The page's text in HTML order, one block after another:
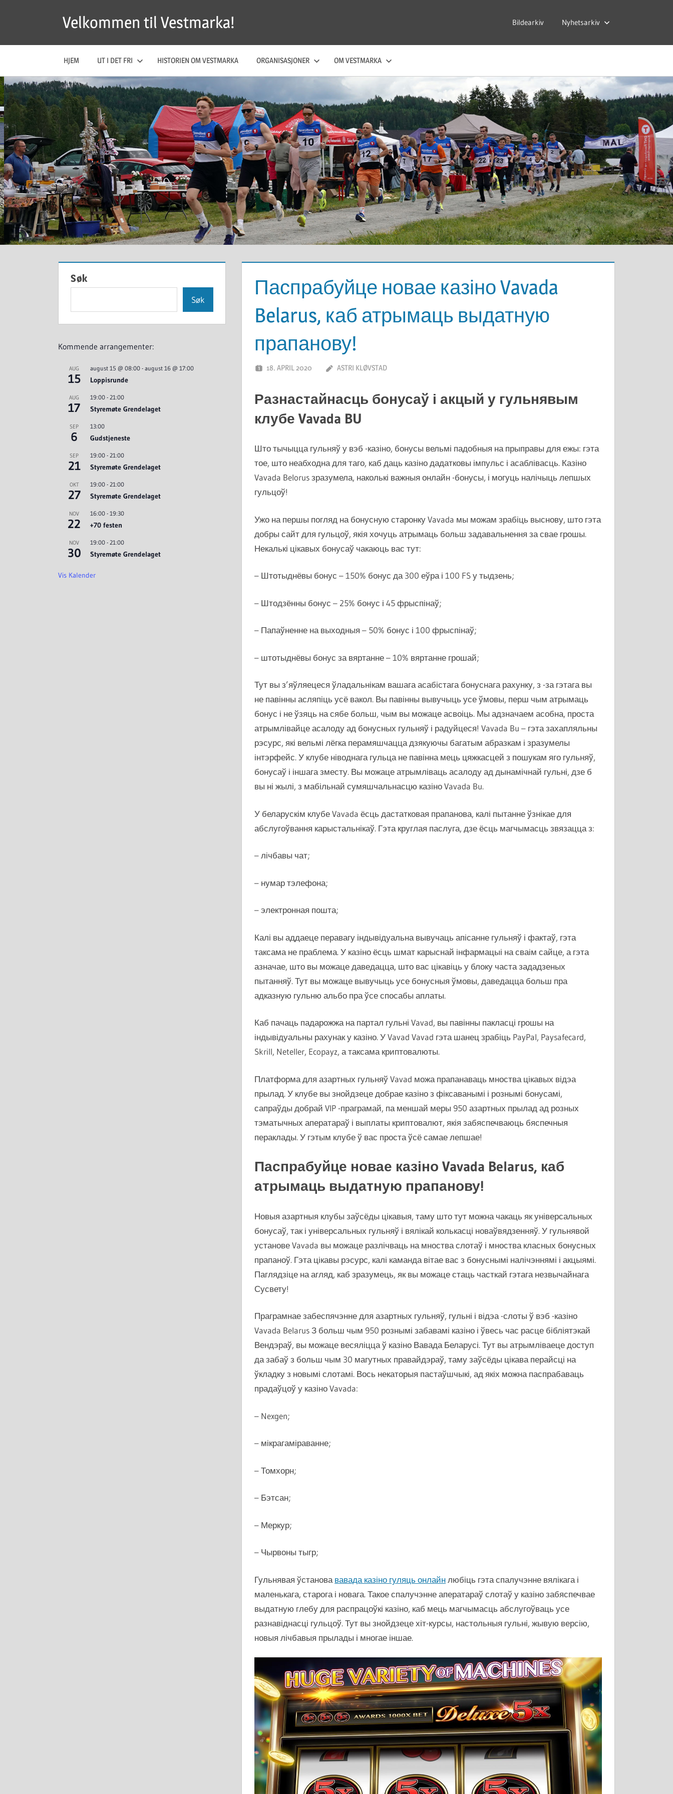
Velkommen til Vestmarka! Bildearkiv Nyhetsarkiv
HJEM UT I DET FRI HISTORIEN OM VESTMARKA ORGANISASJONER OM VESTMARKA
Паспрабуйце новае казіно Vavada
Belarus, каб атрымаць выдатную
прапанову!
18. APRIL 2020 ASTRI KLØVSTAD
Разнастайнасць бонусаў і акцый у гульнявым
клубе Vavada BU
Што тычыцца гульняў у вэб -казіно, бонусы вельмі падобныя на прыправы для ежы: гэта
тое, што неабходна для таго, каб даць казіно дадатковы імпульс і асаблівасць. Казіно
Vavada Belorus зразумела, наколькі важныя онлайн -бонусы, і могуць налічыць лепшых
гульцоў!
Ужо на першы погляд на бонусную старонку Vavada мы можам зрабіць выснову, што гэта
добры сайт для гульцоў, якія хочуць атрымаць больш задавальнення за свае грошы.
Некалькі цікавых бонусаў чакаюць вас тут:
– Штотыднёвы бонус – 150% бонус да 300 еўра і 100 FS у тыдзень;
– Штодзённы бонус – 25% бонус і 45 фрыспінаў;
– Папаўненне на выходныя – 50% бонус і 100 фрыспінаў;
– штотыднёвы бонус за вяртанне – 10% вяртанне грошай;
Тут вы з’яўляецеся ўладальнікам вашага асабістага бонуснага рахунку, з -за гэтага вы
не павінны асляпіць усё вакол. Вы павінны вывучыць усе ўмовы, перш чым атрымаць
бонус і не ўзяць на сябе больш, чым вы можаце асвоіць. Мы адзначаем асобна, проста
атрымлівайце асалоду ад бонусных гульняў і радуйцеся! Vavada Bu – гэта захапляльны
рэсурс, які вельмі лёгка перамяшчацца дзякуючы багатым абразкам і зразумелы
інтэрфейс. У клубе ніводнага гульца не павінна мець цяжкасцей з пошукам яго гульняў,
бонусаў і іншага зместу. Вы можаце атрымліваць асалоду ад дынамічнай гульні, дзе б
вы ні жылі, з мабільнай сумяшчальнасцю казіно Vavada Bu.
У беларускім клубе Vavada ёсць дастатковая прапанова, калі пытанне ўзнікае для
абслугоўвання карыстальнікаў. Гэта круглая паслуга, дзе ёсць магчымасць звязацца з:
– лічбавы чат;
– нумар тэлефона;
– электронная пошта;
Калі вы аддаеце перавагу індывідуальна вывучаць апісанне гульняў і фактаў, гэта
таксама не праблема. У казіно ёсць шмат карыснай інфармацыі на сваім сайце, а гэта
азначае, што вы можаце даведацца, што вас цікавіць у блоку часта зададзеных
пытанняў. Тут вы можаце вывучыць усе бонусныя ўмовы, даведацца больш пра
адказную гульню альбо пра ўсе спосабы аплаты.
Каб пачаць падарожжа на партал гульні Vavad, вы павінны пакласці грошы на
індывідуальны рахунак у казіно. У Vavad Vavad гэта шанец зрабіць PayPal, Paysafecard,
Skrill, Neteller, Ecopayz, а таксама криптовалюты.
Платформа для азартных гульняў Vavad можа прапанаваць мноства цікавых відэа
прылад. У клубе вы знойдзеце добрае казіно з фіксаванымі і рознымі бонусамі,
сапраўды добрай VIP -праграмай, па меншай меры 950 азартных прылад ад розных
тэматычных аператараў і выплаты криптовалют, якія забяспечваюць бяспечныя
пераклады. У гэтым клубе ў вас проста ўсё самае лепшае!
Паспрабуйце новае казіно Vavada Belarus, каб
атрымаць выдатную прапанову!
Новыя азартныя клубы заўсёды цікавыя, таму што тут можна чакаць як універсальных
бонусаў, так і універсальных гульняў і вялікай колькасці новаўвядзенняў. У гульнявой
установе Vavada вы можаце разлічваць на мноства слотаў і мноства класных бонусных
прапаноў. Гэта цікавы рэсурс, калі каманда вітае вас з бонуснымі налічэннямі і акцыямі.
Паглядзіце на агляд, каб зразумець, як вы можаце стаць часткай гэтага незвычайнага
Сусвету!
Праграмнае забеспячэнне для азартных гульняў, гульні і відэа -слоты ў вэб -казіно
Vavada Belarus З больш чым 950 рознымі забавамі казіно і ўвесь час расце бібліятэкай
Вендэраў, вы можаце весяліцца ў казіно Вавада Беларусі. Тут вы атрымліваеце доступ
да забаў з больш чым 30 магутных правайдэраў, таму заўсёды цікава перайсці на
ўкладку з новымі слотамі. Вось некаторыя пастаўшчыкі, ад якіх можна паспрабаваць
прадаўцоў у казіно Vavada:
– Nexgen;
– мікрагаміраванне;
– Томхорн;
– Бэтсан;
– Меркур;
– Чырвоны тыгр;
Гульнявая ўстанова вавада казіно гуляць онлайнлюбіць гэта спалучэнне вялікага і
маленькага, старога і новага. Такое спалучэнне аператараў слотаў у казіно забяспечвае
выдатную глебу для распрацоўкі казіно, каб мець магчымасць абслугоўваць усе
разнавіднасці гульцоў. Тут вы знойдзеце хіт-курсы, настольныя гульні, жывую версію,
новыя лічбавыя прылады і многае іншае.
Søk
Søk
Kommende arrangementer:
AUG
15
august 15 @ 08:00 - august 16 @ 17:00
Loppisrunde
AUG
17
19:00 - 21:00
Styremøte Grendelaget
SEP
6
13:00
Gudstjeneste
SEP
21
19:00 - 21:00
Styremøte Grendelaget
OKT
27
19:00 - 21:00
Styremøte Grendelaget
NOV
22
16:00 - 19:30
+70 festen
NOV
30
19:00 - 21:00
Styremøte Grendelaget
Vis Kalender